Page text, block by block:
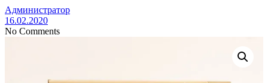
Администратор
16.02.2020
No Comments